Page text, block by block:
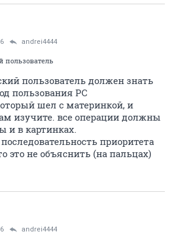
andrei4444
пользователь
пользователь должен знать
пользования РС
шел с материнкой, и
изучите. все операции должны
и в картинках.
приоритета
это не объяснить (на пальцах)
andrei4444